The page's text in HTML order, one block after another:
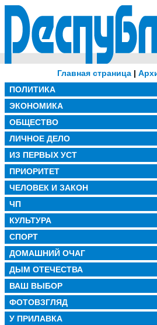
Главная страница |
ПОЛИТИКА
ЭКОНОМИКА
ОБЩЕСТВО
ЛИЧНОЕ ДЕЛО
ИЗ ПЕРВЫХ УСТ
ПРИОРИТЕТ
ЧЕЛОВЕК И ЗАКОН
ЧП
КУЛЬТУРА
СПОРТ
ДОМАШНИЙ ОЧАГ
ДЫМ ОТЕЧЕСТВА
ВАШ ВЫБОР
ФОТОВЗГЛЯД
У ПРИЛАВКА